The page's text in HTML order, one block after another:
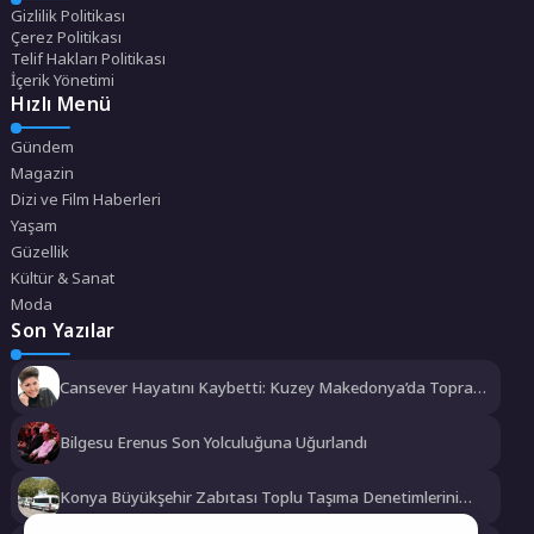
Gizlilik Politikası
Çerez Politikası
Telif Hakları Politikası
İçerik Yönetimi
Hızlı Menü
Gündem
Magazin
Dizi ve Film Haberleri
Yaşam
Güzellik
Kültür & Sanat
Moda
Son Yazılar
Cansever Hayatını Kaybetti: Kuzey Makedonya’da Toprağa
Bilgesu Erenus Son Yolculuğuna Uğurlandı
Konya Büyükşehir Zabıtası Toplu Taşıma Denetimlerini
Sürdürüyor